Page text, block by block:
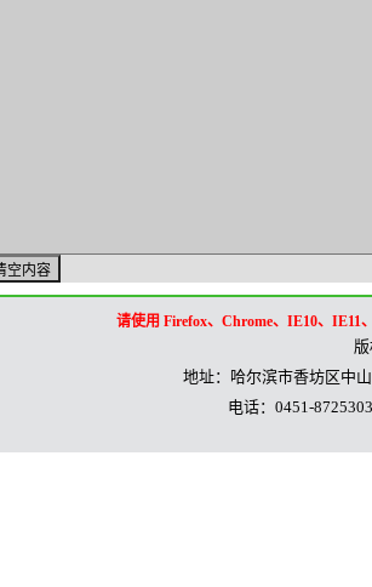
请使用 Firefox、Chrome、IE10、IE11
地址：哈尔滨市香坊区中
电话：0451-